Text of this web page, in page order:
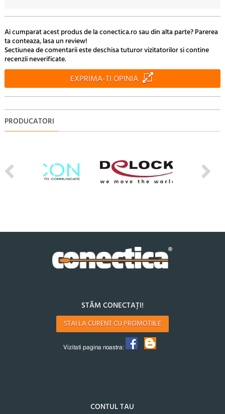
Ai cumparat acest produs de la conectica.ro sau din alta parte? Parerea
ta conteaza, lasa un review!
Sectiunea de comentarii este deschisa tuturor vizitatorilor si contine
recenzii neverificate.
EXPRIMA-TI OPINIA
PRODUCATORI
STĂM CONECTAȚI!
STAI LA CURENT CU PROMOTIILE
Vizitati pagina noastra:
CONTUL TAU